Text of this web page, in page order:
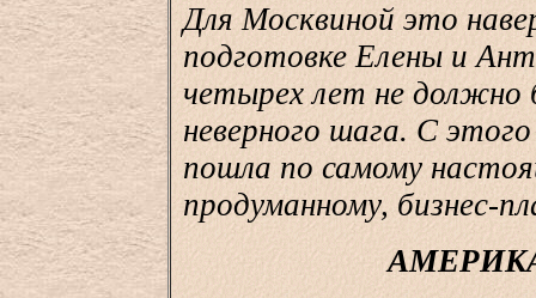
Для Москвиной это
подготовке Елены и
четырех лет не должно
неверного шага. С
пошла по самому
продуманному, бизнес-